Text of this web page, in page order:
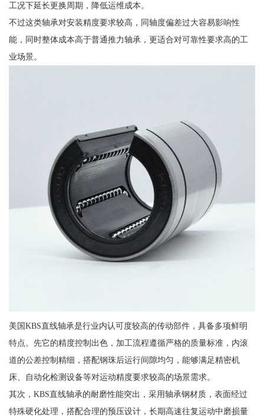
工况下延长更换周期，降低运维成本。
不过这类轴承对安装精度要求较高，同轴度偏差过大容易影响性
能，同时整体成本高于普通推力轴承，更适合对可靠性要求高的工
业场景。
美国KBS直线轴承是行业内认可度较高的传动部件，具备多项鲜明
特点。先它的精度控制出色，加工流程遵循严格的质量标准，内滚
道的公差控制精细，搭配钢珠后运行间隙均匀，能够满足精密机
床、自动化检测设备等对运动精度要求较高的场景需求。
其次，KBS直线轴承的耐磨性能突出，采用轴承钢材质，表面经过
特殊硬化处理，搭配合理的预压设计，长期高速往复运动中磨损量